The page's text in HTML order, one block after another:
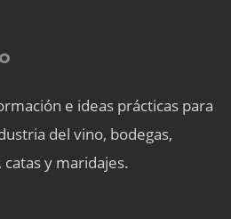
e ideas prácticas para
del vino, bodegas,
y maridajes.